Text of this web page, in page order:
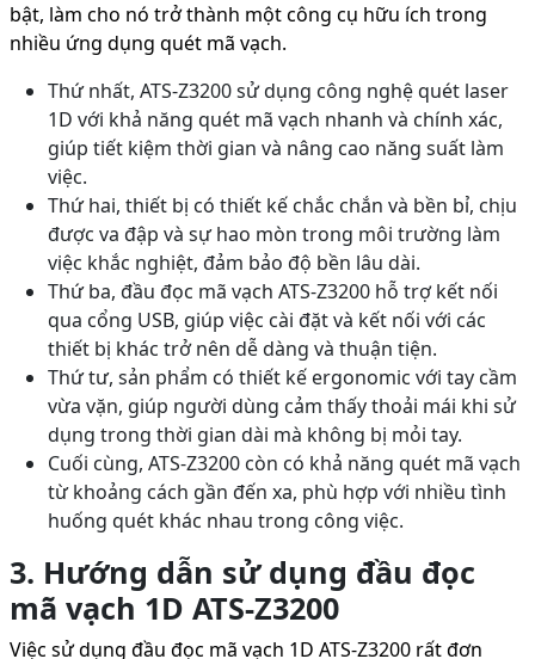
bật, làm cho nó trở thành một công cụ hữu ích trong
nhiều ứng dụng quét mã vạch.
Thứ nhất, ATS-Z3200 sử dụng công nghệ quét laser
1D với khả năng quét mã vạch nhanh và chính xác,
giúp tiết kiệm thời gian và nâng cao năng suất làm
việc.
Thứ hai, thiết bị có thiết kế chắc chắn và bền bỉ, chịu
được va đập và sự hao mòn trong môi trường làm
việc khắc nghiệt, đảm bảo độ bền lâu dài.
Thứ ba, đầu đọc mã vạch ATS-Z3200 hỗ trợ kết nối
qua cổng USB, giúp việc cài đặt và kết nối với các
thiết bị khác trở nên dễ dàng và thuận tiện.
Thứ tư, sản phẩm có thiết kế ergonomic với tay cầm
vừa vặn, giúp người dùng cảm thấy thoải mái khi sử
dụng trong thời gian dài mà không bị mỏi tay.
Cuối cùng, ATS-Z3200 còn có khả năng quét mã vạch
từ khoảng cách gần đến xa, phù hợp với nhiều tình
huống quét khác nhau trong công việc.
3. Hướng dẫn sử dụng đầu đọc
mã vạch 1D ATS-Z3200
Việc sử dụng đầu đọc mã vạch 1D ATS-Z3200 rất đơn